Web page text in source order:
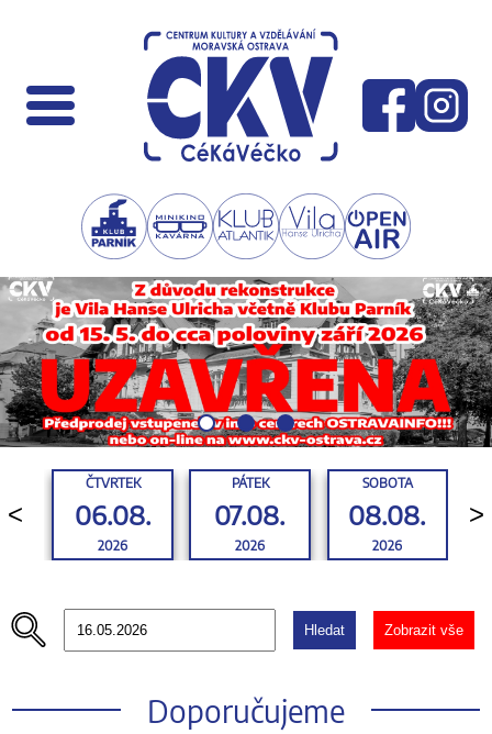
<
ČTVRTEK
06.08.
2026
PÁTEK
07.08.
2026
SOBOTA
08.08.
2026
>
Hledat Zobrazit vše
Doporučujeme